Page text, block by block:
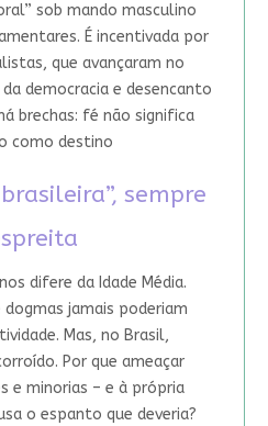
sob mando masculino
É incentivada por
que avançaram no
democracia e desencanto
brechas: fé não significa
como destino
sempre
difere da Idade Média.
dogmas jamais poderiam
Mas, no Brasil,
Por que ameaçar
e minorias – e à própria
o espanto que deveria?